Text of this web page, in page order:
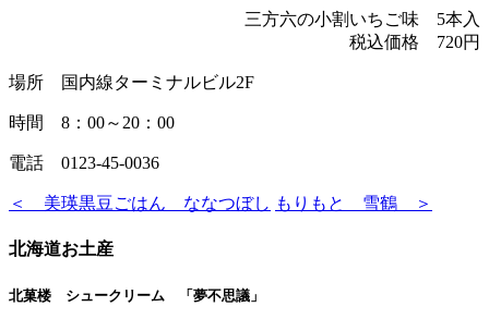
三方六の小割いちご味 5本入
税込価格 720円
場所 国内線ターミナルビル2F
時間 8：00～20：00
電話 0123-45-0036
＜ 美瑛黒豆ごはん ななつぼし もりもと 雪鶴 ＞
北海道お土産
北菓楼 シュークリーム 「夢不思議」